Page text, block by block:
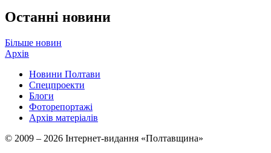
Останні новини
Більше новин
Архів
Новини Полтави
Спецпроекти
Блоги
Фоторепортажі
Архів матеріалів
© 2009 – 2026 Інтернет-видання «Полтавщина»